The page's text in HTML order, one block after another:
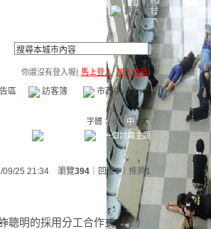
網路城邦
你還沒有登入喔( 馬上登入/加入會員)
區 訪客簿 市政中心(0)
字體： 小 中 大
09/25 21:34 瀏覽394 ｜回應0｜ 推薦1
聰明的採用分工合作式（？）